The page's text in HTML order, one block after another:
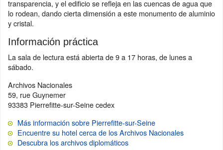
transparencia, y el edificio se refleja en las cuencas de agua que
lo rodean, dando cierta dimensión a este monumento de aluminio
y cristal.
Información práctica
La sala de lectura está abierta de 9 a 17 horas, de lunes a
sábado.
Archivos Nacionales
59, rue Guynemer
93383 Pierrefitte-sur-Seine cedex
Más información sobre Pierrefitte-sur-Seine
Encuentre su hotel cerca de los Archivos Nacionales
Descubra los archivos diplomáticos